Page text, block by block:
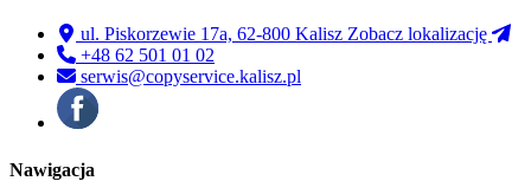
ul. Piskorzewie 17a, 62-800 Kalisz Zobacz lokalizację
+48 62 501 01 02
serwis@copyservice.kalisz.pl
Nawigacja